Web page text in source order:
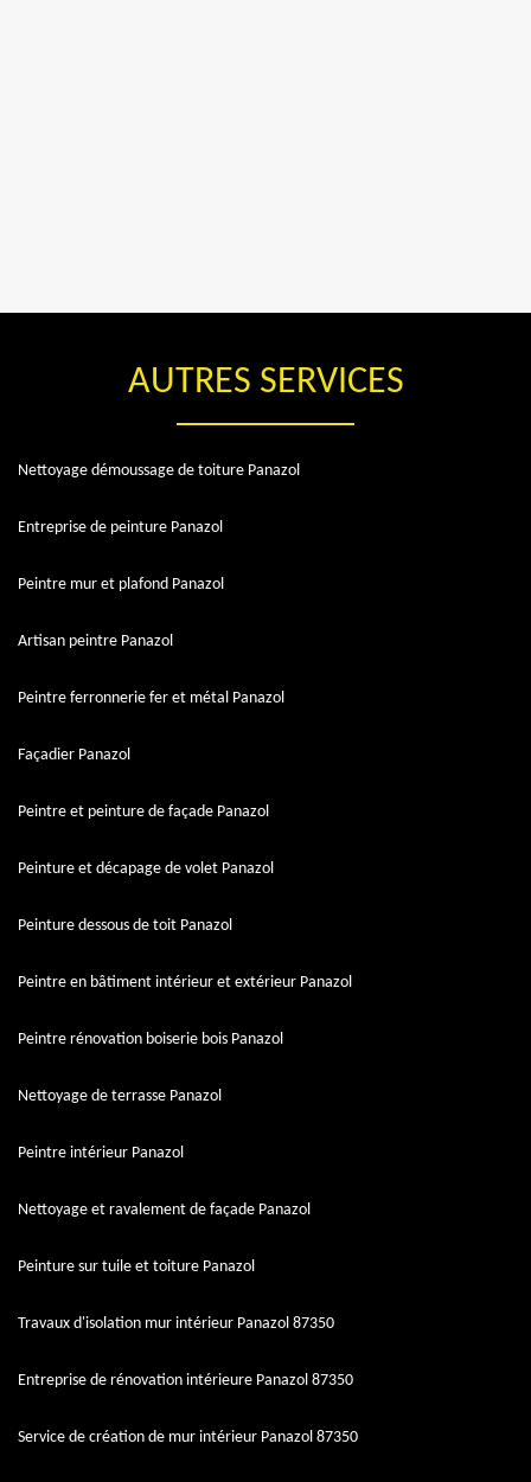
AUTRES SERVICES
Nettoyage démoussage de toiture Panazol
Entreprise de peinture Panazol
Peintre mur et plafond Panazol
Artisan peintre Panazol
Peintre ferronnerie fer et métal Panazol
Façadier Panazol
Peintre et peinture de façade Panazol
Peinture et décapage de volet Panazol
Peinture dessous de toit Panazol
Peintre en bâtiment intérieur et extérieur Panazol
Peintre rénovation boiserie bois Panazol
Nettoyage de terrasse Panazol
Peintre intérieur Panazol
Nettoyage et ravalement de façade Panazol
Peinture sur tuile et toiture Panazol
Travaux d'isolation mur intérieur Panazol 87350
Entreprise de rénovation intérieure Panazol 87350
Service de création de mur intérieur Panazol 87350